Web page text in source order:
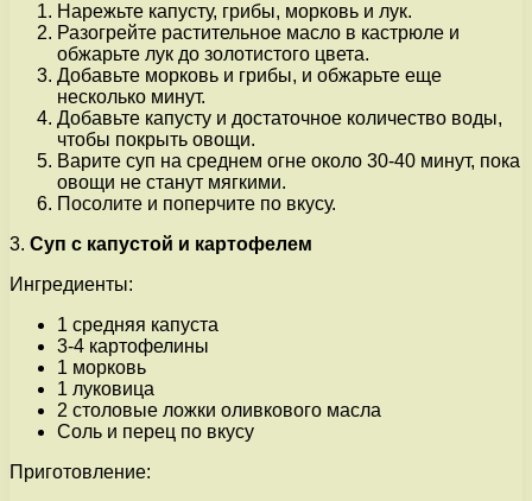
Нарежьте капусту, грибы, морковь и лук.
Разогрейте растительное масло в кастрюле и
обжарьте лук до золотистого цвета.
Добавьте морковь и грибы, и обжарьте еще
несколько минут.
Добавьте капусту и достаточное количество воды,
чтобы покрыть овощи.
Варите суп на среднем огне около 30-40 минут, пока
овощи не станут мягкими.
Посолите и поперчите по вкусу.
3. Суп с капустой и картофелем
Ингредиенты:
1 средняя капуста
3-4 картофелины
1 морковь
1 луковица
2 столовые ложки оливкового масла
Соль и перец по вкусу
Приготовление: